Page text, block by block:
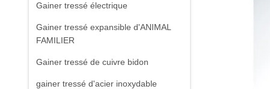
Gainer tressé électrique
Gainer tressé expansible d'ANIMAL
FAMILIER
Gainer tressé de cuivre bidon
gainer tressé d'acier inoxydable